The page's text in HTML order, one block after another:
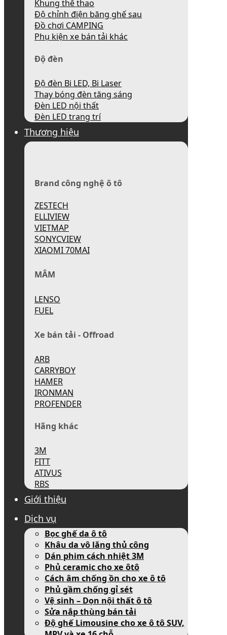
Khung thể thao
Độ chỉnh điện băng ghế sau
Đồ chơi CAMPING
Phụ kiện xe bán tải khác
Độ đèn
Độ đèn Bi LED, Bi Laser
Thay bóng đèn tăng sáng
Đèn LED nội thất
Đèn LED trang trí
Thương hiệu
Brand công nghệ ô tô
ZESTECH
ELLIVIEW
VIETMAP
SONYCVIEW
XIAOMI 70MAI
MÂM
LENSO
FUEL
Xe bán tải - Offroad
ARB
CARRYBOY
HAMER
IRONMAN
PROFENDER
Hãng khác
3M
FITT
ATIVUS
RBS
Giới thiệu
Dịch vụ
Bọc ghế da ô tô
Khâu da vô lăng thủ công
Dán phim cách nhiệt 3M
Phủ ceramic cho xe ôtô
Cách âm chống ồn cho xe ô tô
Phủ gầm chống gỉ sét
Vệ sinh – Dọn nội thất ô tô
Sửa nắp thùng bán tải
Độ ghế Limousine cho xe ô tô SUV,